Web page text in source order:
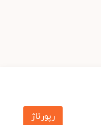
رپورتاژ